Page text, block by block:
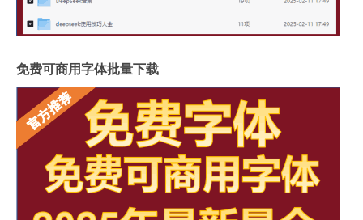
免费可商用字体批量下载